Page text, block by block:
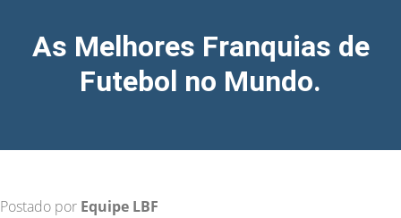
As Melhores Franquias de
Futebol no Mundo.
Postado por Equipe LBF